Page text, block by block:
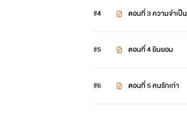
#4 ตอนที่ 3 ความจำเป็น
#5 ตอนที่ 4 ยินยอม
#6 ตอนที่ 5 คนรักเก่า